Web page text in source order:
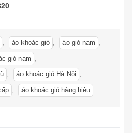
áo khoác gió áo gió nam
gió nam
áo khoác gió Hà Nội
áo khoác gió hàng hiệu